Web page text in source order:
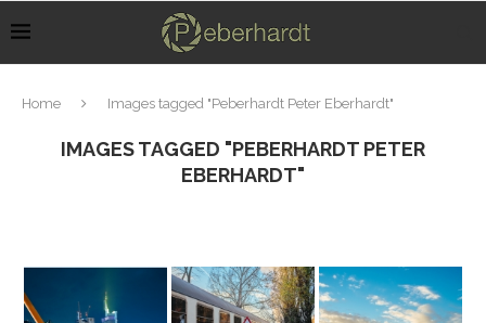
Home Images tagged "Peberhardt Peter Eberhardt"
IMAGES TAGGED "PEBERHARDT PETER
EBERHARDT"